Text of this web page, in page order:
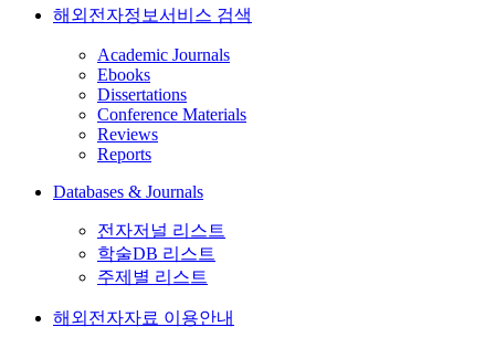
해외전자정보서비스 검색
Academic Journals
Ebooks
Dissertations
Conference Materials
Reviews
Reports
Databases & Journals
전자저널 리스트
학술DB 리스트
주제별 리스트
해외전자자료 이용안내